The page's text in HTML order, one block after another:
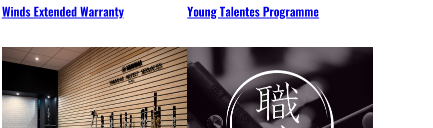
Winds Extended Warranty Young Talentes Programme